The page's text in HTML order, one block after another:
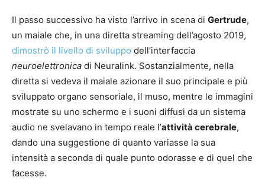
Il passo successivo ha visto l’arrivo in scena di Gertrude,
un maiale che, in una diretta streaming dell’agosto 2019,
dimostrò il livello di sviluppo dell’interfaccia
neuroelettronica di Neuralink. Sostanzialmente, nella
diretta si vedeva il maiale azionare il suo principale e più
sviluppato organo sensoriale, il muso, mentre le immagini
mostrate su uno schermo e i suoni diffusi da un sistema
audio ne svelavano in tempo reale l’attività cerebrale,
dando una suggestione di quanto variasse la sua
intensità a seconda di quale punto odorasse e di quel che
facesse.